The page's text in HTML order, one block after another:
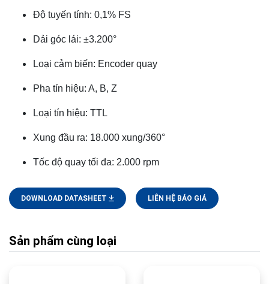
Độ tuyến tính: 0,1% FS
Dải góc lái: ±3.200°
Loại cảm biến: Encoder quay
Pha tín hiệu: A, B, Z
Loại tín hiệu: TTL
Xung đầu ra: 18.000 xung/360°
Tốc độ quay tối đa: 2.000 rpm
DOWNLOAD DATASHEET LIÊN HỆ BÁO GIÁ
Sản phẩm cùng loại